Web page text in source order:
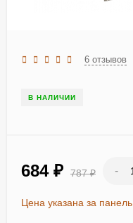
6 отзывов
В НАЛИЧИИ
684 ₽ 787₽ -
Цена указана за панель